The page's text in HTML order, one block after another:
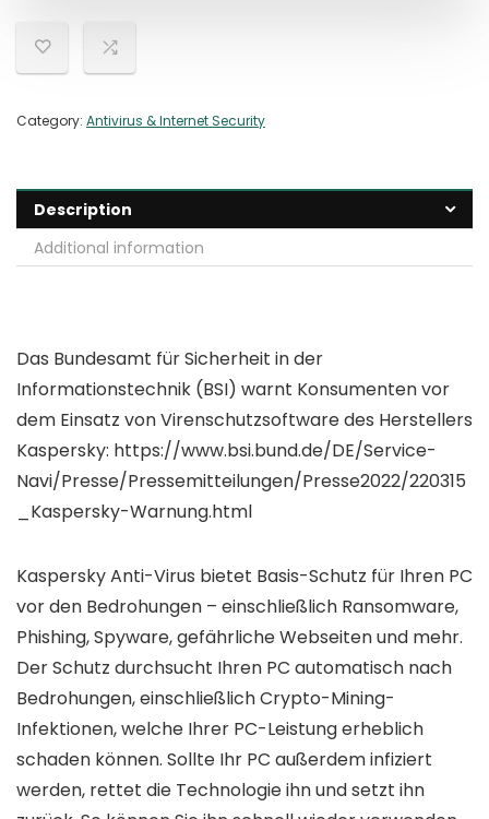
Category: Antivirus & Internet Security
Description
Additional information
Das Bundesamt für Sicherheit in der
Informationstechnik (BSI) warnt Konsumenten vor
dem Einsatz von Virenschutzsoftware des Herstellers
Kaspersky: https://www.bsi.bund.de/DE/Service-
Navi/Presse/Pressemitteilungen/Presse2022/220315
_Kaspersky-Warnung.html
Kaspersky Anti-Virus bietet Basis-Schutz für Ihren PC
vor den Bedrohungen – einschließlich Ransomware,
Phishing, Spyware, gefährliche Webseiten und mehr.
Der Schutz durchsucht Ihren PC automatisch nach
Bedrohungen, einschließlich Crypto-Mining-
Infektionen, welche Ihrer PC-Leistung erheblich
schaden können. Sollte Ihr PC außerdem infiziert
werden, rettet die Technologie ihn und setzt ihn